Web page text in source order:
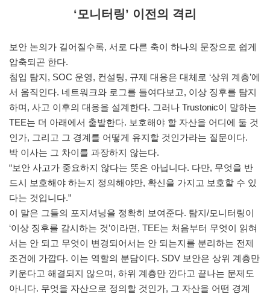
‘모니터링’ 이전의 격리
보안 논의가 길어질수록, 서로 다른 축이 하나의 문장으로 쉽게
압축되곤 한다.
침입 탐지, SOC 운영, 컨설팅, 규제 대응은 대체로 ‘상위 계층’에
서 움직인다. 네트워크와 로그를 들여다보고, 이상 징후를 탐지
하며, 사고 이후의 대응을 설계한다. 그러나 Trustonic이 말하는
TEE는 더 아래에서 출발한다. 보호해야 할 자산을 어디에 둘 것
인가, 그리고 그 경계를 어떻게 유지할 것인가라는 질문이다.
박 이사는 그 차이를 과장하지 않는다.
“보안 사고가 중요하지 않다는 뜻은 아닙니다. 다만, 무엇을 반
드시 보호해야 하는지 정의해야만, 확신을 가지고 보호할 수 있
다는 것입니다.”
이 말은 그들의 포지셔닝을 정확히 보여준다. 탐지/모니터링이
‘이상 징후를 감시하는 것’이라면, TEE는 처음부터 무엇이 읽혀
서는 안 되고 무엇이 변경되어서는 안 되는지를 분리하는 전제
조건에 가깝다. 이는 역할의 분담이다. SDV 보안은 상위 계층만
키운다고 해결되지 않으며, 하위 계층만 깐다고 끝나는 문제도
아니다. 무엇을 자산으로 정의할 것인가, 그 자산을 어떤 경계